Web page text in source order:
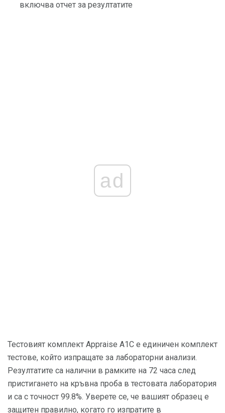
включва отчет за резултатите
ad
Тестовият комплект Appraise A1C е единичен комплект
тестове, който изпращате за лабораторни анализи.
Резултатите са налични в рамките на 72 часа след
пристигането на кръвна проба в тестовата лаборатория
и са с точност 99.8%. Уверете се, че вашият образец е
защитен правилно, когато го изпратите в